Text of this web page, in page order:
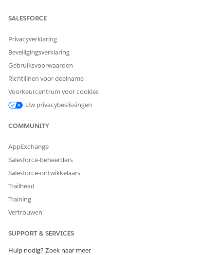
BENODIGDE GEBRUIKERSMACHTIGINGEN
Een stroom activeren of
deactiveren:
Geef vanuit Set-up
Open de stroomsjabloon Synchronisatieprocessorplanner.
Selecteer in Flow BuilderOpslaan als nieuwe stroom
Geef een stroomlabel en een beschrijving op.
SALESFORCE
Privacyverklaring
Beveiligingsverklaring
Gebruiksvoorwaarden
Richtlijnen voor deelname
Voorkeurcentrum voor cookies
Uw privacybeslissingen
COMMUNITY
AppExchange
Salesforce-beheerders
Salesforce-ontwikkelaars
Trailhead
Training
Vertrouwen
SUPPORT & SERVICES
Hulp nodig? Zoek naar meer